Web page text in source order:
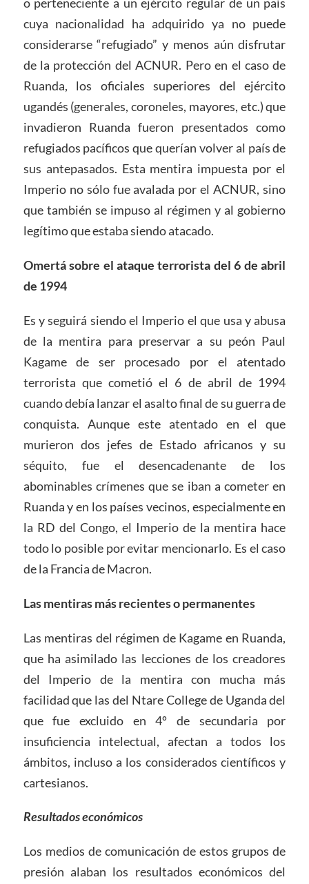
cuya nacionalidad ha adquirido ya no puede
considerarse “refugiado” y menos aún disfrutar
de la protección del ACNUR. Pero en el caso de
Ruanda, los oficiales superiores del ejército
ugandés (generales, coroneles, mayores, etc.) que
invadieron Ruanda fueron presentados como
refugiados pacíficos que querían volver al país de
sus antepasados. Esta mentira impuesta por el
Imperio no sólo fue avalada por el ACNUR, sino
que también se impuso al régimen y al gobierno
legítimo que estaba siendo atacado.
Omertá sobre el ataque terrorista del 6 de abril
de 1994
Es y seguirá siendo el Imperio el que usa y abusa
de la mentira para preservar a su peón Paul
Kagame de ser procesado por el atentado
terrorista que cometió el 6 de abril de 1994
cuando debía lanzar el asalto final de su guerra de
conquista. Aunque este atentado en el que
murieron dos jefes de Estado africanos y su
séquito, fue el desencadenante de los
abominables crímenes que se iban a cometer en
Ruanda y en los países vecinos, especialmente en
la RD del Congo, el Imperio de la mentira hace
todo lo posible por evitar mencionarlo. Es el caso
de la Francia de Macron.
Las mentiras más recientes o permanentes
Las mentiras del régimen de Kagame en Ruanda,
que ha asimilado las lecciones de los creadores
del Imperio de la mentira con mucha más
facilidad que las del Ntare College de Uganda del
que fue excluido en 4º de secundaria por
insuficiencia intelectual, afectan a todos los
ámbitos, incluso a los considerados científicos y
cartesianos.
Resultados económicos
Los medios de comunicación de estos grupos de
presión alaban los resultados económicos del